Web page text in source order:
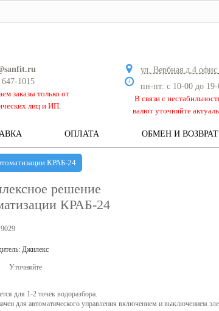
1015
заказы только от
лиц и ИП.
ул. Вербная д.4 офис
пн-пт: с 10-00 до 19-
В связи с
валют уточняйте
ОПЛАТА ОБМЕН И ВОЗВРАТ
КРАБ-24
решение
КРАБ-24
9029
Джилекс
Уточняйте
для 1-2 точек водоразбора.
для автоматического управления включением и выключением